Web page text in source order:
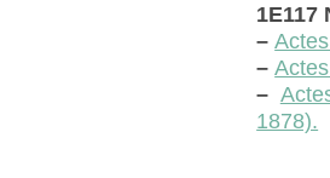
1E117
–
–
–
1878).